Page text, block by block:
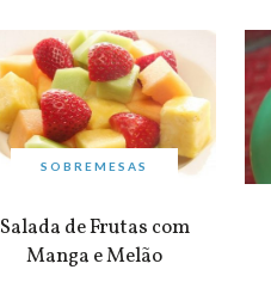
SOBREMESAS
Salada de Frutas com
Manga e Melão